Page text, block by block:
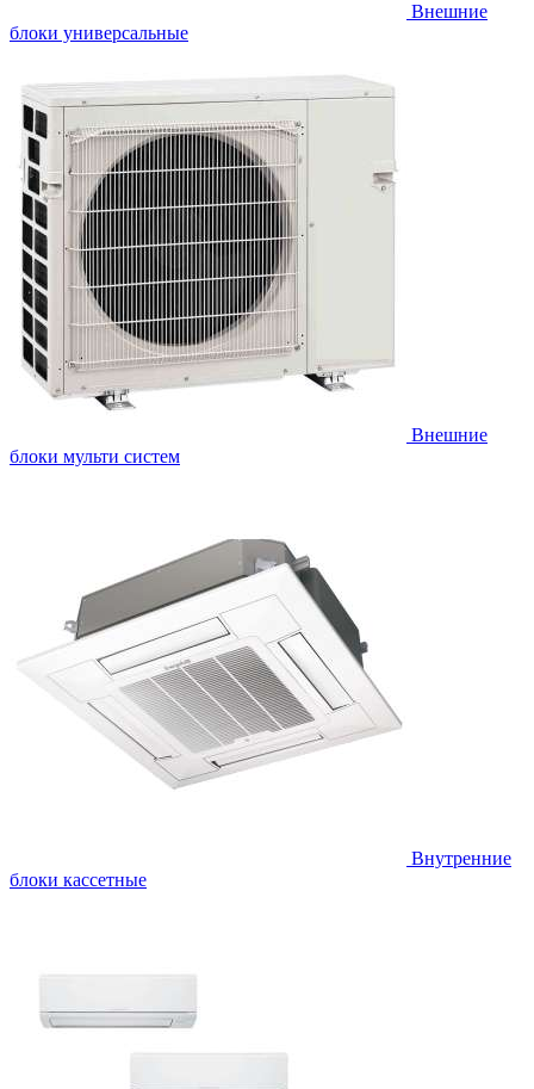
Внешние
блоки универсальные
Внешние
блоки мульти систем
Внутренние
блоки кассетные